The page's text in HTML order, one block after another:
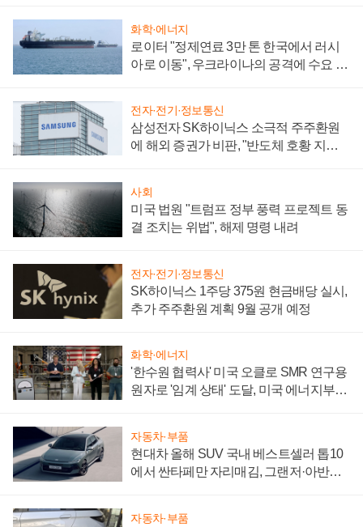
화학·에너지
로이터 "정제연료 3만 톤 한국에서 러시
아로 이동", 우크라이나의 공격에 수요 늘
전자·전기·정보통신
삼성전자 SK하이닉스 소극적 주주환원
에 해외 증권가 비판, "반도체 호황 지속
사회
미국 법원 "트럼프 정부 풍력 프로젝트 동
결 조치는 위법", 해제 명령 내려
전자·전기·정보통신
SK하이닉스 1주당 375원 현금배당 실시,
추가 주주환원 계획 9월 공개 예정
화학·에너지
'한수원 협력사' 미국 오클로 SMR 연구용
원자로 '임계 상태' 도달, 미국 에너지부
자동차·부품
현대차 올해 SUV 국내 베스트셀러 톱10
에서 싼타페만 자리매김, 그랜저·아반떼
자동차·부품